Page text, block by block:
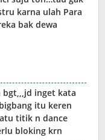
karna ulah Para
bak dewa
bgt,,,jd inget kata
itu keren
titik n dance
bloking krn